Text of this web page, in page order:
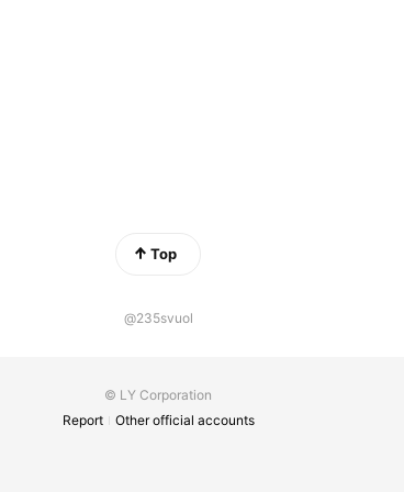
Top
@235svuol
© LY Corporation
Report
Other official accounts